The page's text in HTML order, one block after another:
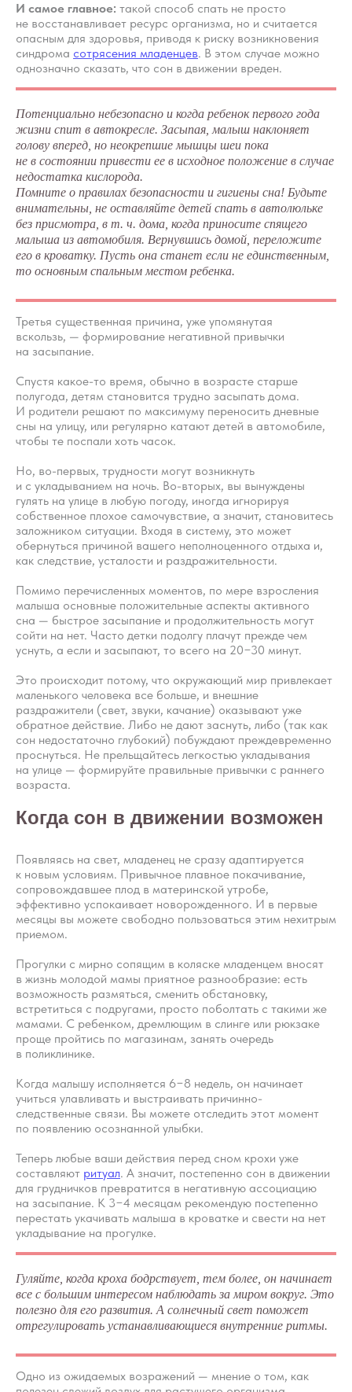
И самое главное: такой способ спать не просто
не восстанавливает ресурс организма, но и считается
опасным для здоровья, приводя к риску возникновения
синдрома сотрясения младенцев. В этом случае можно
однозначно сказать, что сон в движении вреден.
Потенциально небезопасно и когда ребенок первого года
жизни спит в автокресле. Засыпая, малыш наклоняет
голову вперед, но неокрепшие мышцы шеи пока
не в состоянии привести ее в исходное положение в случае
недостатка кислорода.
Помните о правилах безопасности и гигиены сна! Будьте
внимательны, не оставляйте детей спать в автолюльке
без присмотра, в т. ч. дома, когда приносите спящего
малыша из автомобиля. Вернувшись домой, переложите
его в кроватку. Пусть она станет если не единственным,
то основным спальным местом ребенка.
Третья существенная причина, уже упомянутая
вскользь, — формирование негативной привычки
на засыпание.
Спустя какое-то время, обычно в возрасте старше
полугода, детям становится трудно засыпать дома.
И родители решают по максимуму переносить дневные
сны на улицу, или регулярно катают детей в автомобиле,
чтобы те поспали хоть часок.
Но, во-первых, трудности могут возникнуть
и с укладыванием на ночь. Во-вторых, вы вынуждены
гулять на улице в любую погоду, иногда игнорируя
собственное плохое самочувствие, а значит, становитесь
заложником ситуации. Входя в систему, это может
обернуться причиной вашего неполноценного отдыха и,
как следствие, усталости и раздражительности.
Помимо перечисленных моментов, по мере взросления
малыша основные положительные аспекты активного
сна — быстрое засыпание и продолжительность могут
сойти на нет. Часто детки подолгу плачут прежде чем
уснуть, а если и засыпают, то всего на 20−30 минут.
Это происходит потому, что окружающий мир привлекает
маленького человека все больше, и внешние
раздражители (свет, звуки, качание) оказывают уже
обратное действие. Либо не дают заснуть, либо (так как
сон недостаточно глубокий) побуждают преждевременно
проснуться. Не прельщайтесь легкостью укладывания
на улице — формируйте правильные привычки с раннего
возраста.
Когда сон в движении возможен
Появляясь на свет, младенец не сразу адаптируется
к новым условиям. Привычное плавное покачивание,
сопровождавшее плод в материнской утробе,
эффективно успокаивает новорожденного. И в первые
месяцы вы можете свободно пользоваться этим нехитрым
приемом.
Прогулки с мирно сопящим в коляске младенцем вносят
в жизнь молодой мамы приятное разнообразие: есть
возможность размяться, сменить обстановку,
встретиться с подругами, просто поболтать с такими же
мамами. С ребенком, дремлющим в слинге или рюкзаке
проще пройтись по магазинам, занять очередь
в поликлинике.
Когда малышу исполняется 6−8 недель, он начинает
учиться улавливать и выстраивать причинно-
следственные связи. Вы можете отследить этот момент
по появлению осознанной улыбки.
Теперь любые ваши действия перед сном крохи уже
составляют ритуал. А значит, постепенно сон в движении
для грудничков превратится в негативную ассоциацию
на засыпание. К 3−4 месяцам рекомендую постепенно
перестать укачивать малыша в кроватке и свести на нет
укладывание на прогулке.
Гуляйте, когда кроха бодрствует, тем более, он начинает
все с большим интересом наблюдать за миром вокруг. Это
полезно для его развития. А солнечный свет поможет
отрегулировать устанавливающиеся внутренние ритмы.
Одно из ожидаемых возражений — мнение о том, как
Каким должен быть
безопасный
Мини-курс из 5 видеоуроков о том,